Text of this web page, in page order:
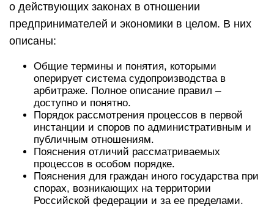
о действующих законах в отношении
предпринимателей и экономики в целом. В них
описаны:
Общие термины и понятия, которыми
оперирует система судопроизводства в
арбитраже. Полное описание правил –
доступно и понятно.
Порядок рассмотрения процессов в первой
инстанции и споров по административным и
публичным отношениям.
Пояснения отличий рассматриваемых
процессов в особом порядке.
Пояснения для граждан иного государства при
спорах, возникающих на территории
Российской федерации и за ее пределами.